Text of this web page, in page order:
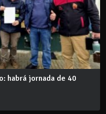
habrá jornada de 40